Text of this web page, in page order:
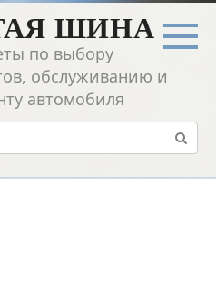
ШИНА
по выбору
обслуживанию и
автомобиля